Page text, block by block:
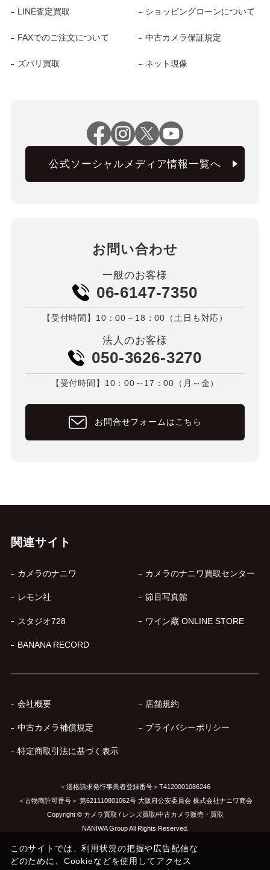
LINE査定買取 ショッピングローンについて
FAXでのご注文について 中古カメラ保証規定
ズバリ買取 ネット現像
公式ソーシャルメディア情報一覧へ
お問い合わせ
一般のお客様
06-6147-7350
【受付時間】10：00～18：00（土日も対応）
法人のお客様
050-3626-3270
【受付時間】10：00～17：00（月～金）
お問合せフォームはこちら
関連サイト
カメラのナニワ カメラのナニワ買取センター
レモン社 節目写真館
スタジオ728 ワイン蔵 ONLINE STORE
BANANA RECORD
会社概要 店舗規約
中古カメラ補償規定 プライバシーポリシー
特定商取引法に基づく表示
＜適格請求発行事業者登録番号＞T4120001086246
＜古物商許可番号＞ 第621110801062号 大阪府公安委員会 株式会社ナニワ商会
Copyright © カメラ買取 / レンズ買取/中古カメラ販売・買取
NANIWA Group All Rights Reserved.
このサイトでは、利用状況の把握や広告配信な
どのために、Cookieなどを使用してアクセス